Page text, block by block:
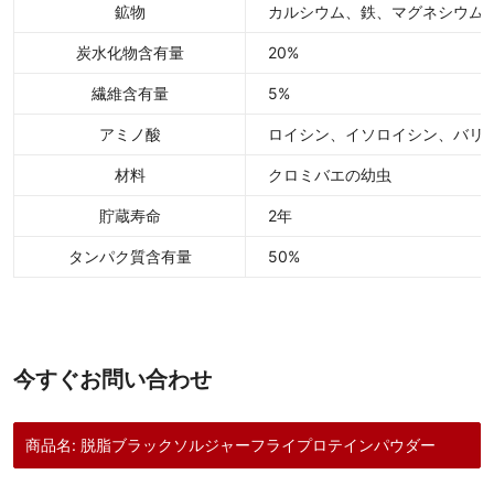
鉱物
カルシウム、鉄、マグネシウム
炭水化物含有量
20%
繊維含有量
5%
アミノ酸
ロイシン、イソロイシン、バリ
材料
クロミバエの幼虫
貯蔵寿命
2年
タンパク質含有量
50%
今すぐお問い合わせ